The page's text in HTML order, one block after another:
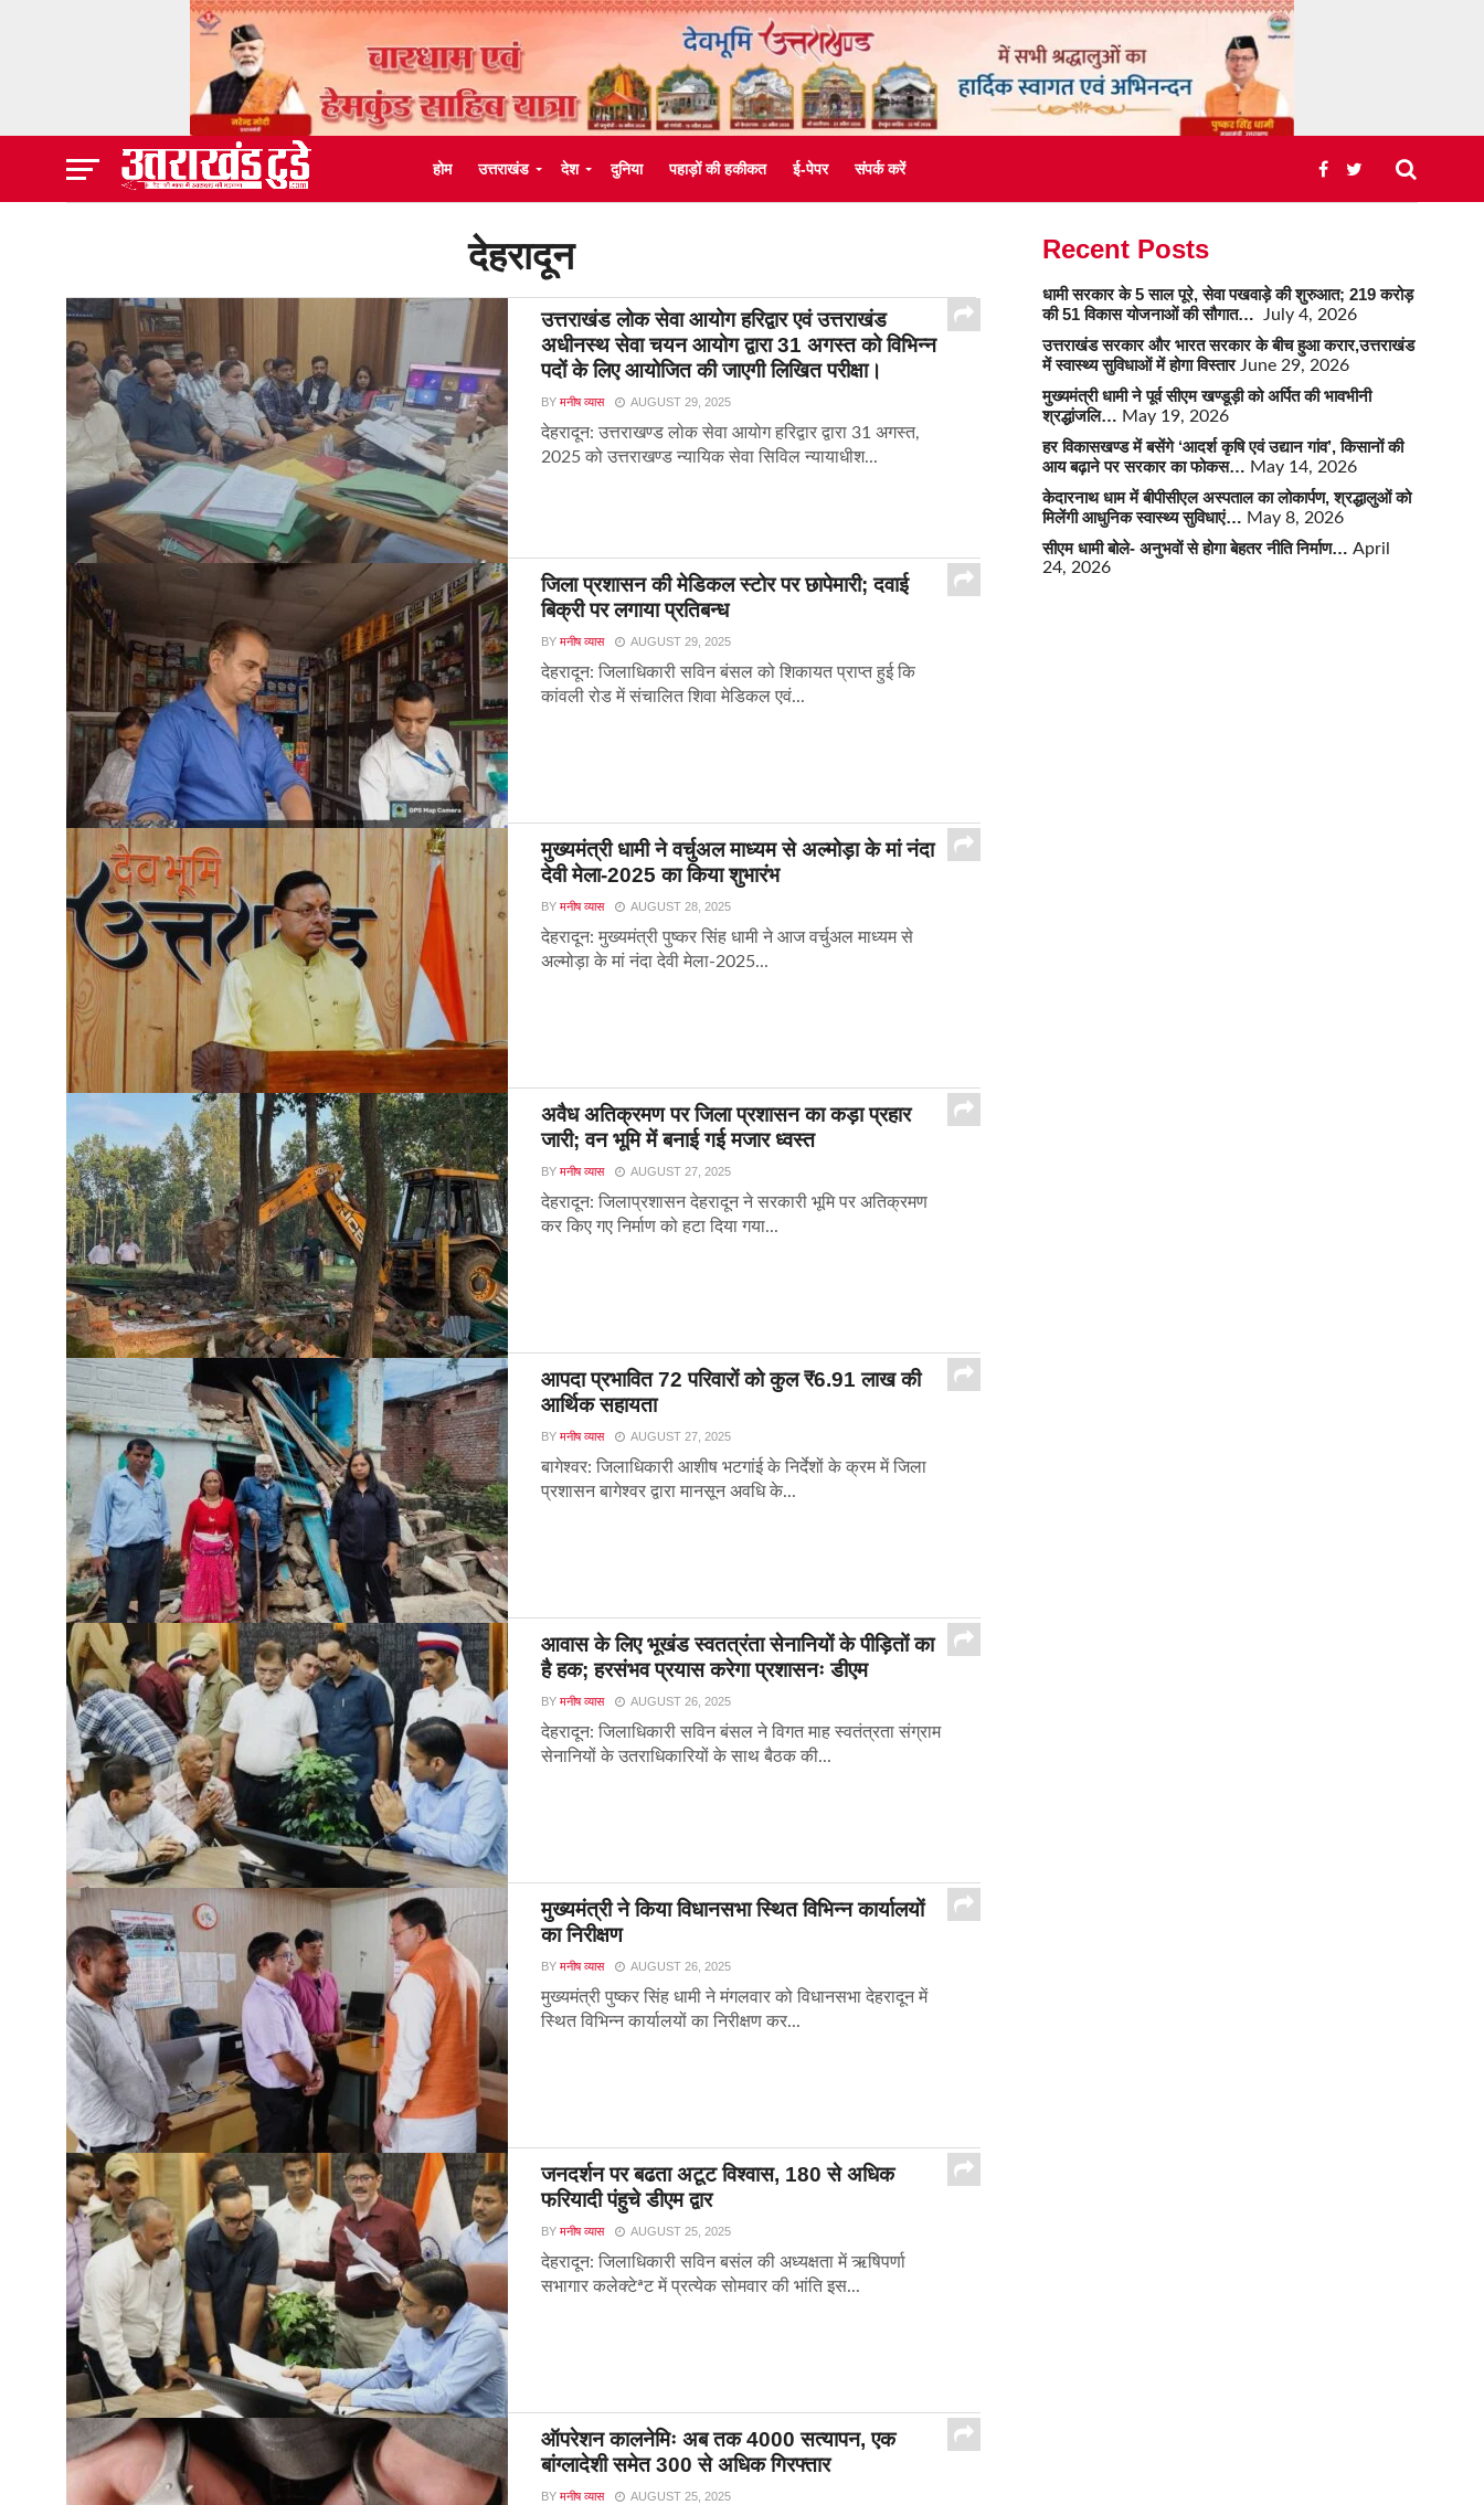
होम उत्तराखंड देश दुनिया पहाड़ों की हकीकत ई-पेपर संपर्क करें
देहरादून
उत्तराखंड लोक सेवा आयोग हरिद्वार एवं उत्तराखंड
अधीनस्थ सेवा चयन आयोग द्वारा 31 अगस्त को विभिन्न
पदों के लिए आयोजित की जाएगी लिखित परीक्षा।
BY मनीष व्यास AUGUST 29, 2025
देहरादून: उत्तराखण्ड लोक सेवा आयोग हरिद्वार द्वारा 31 अगस्त,
2025 को उत्तराखण्ड न्यायिक सेवा सिविल न्यायाधीश...
जिला प्रशासन की मेडिकल स्टोर पर छापेमारी; दवाई
बिक्री पर लगाया प्रतिबन्ध
BY मनीष व्यास AUGUST 29, 2025
देहरादून: जिलाधिकारी सविन बंसल को शिकायत प्राप्त हुई कि
कांवली रोड में संचालित शिवा मेडिकल एवं...
मुख्यमंत्री धामी ने वर्चुअल माध्यम से अल्मोड़ा के मां नंदा
देवी मेला-2025 का किया शुभारंभ
BY मनीष व्यास AUGUST 28, 2025
देहरादून: मुख्यमंत्री पुष्कर सिंह धामी ने आज वर्चुअल माध्यम से
अल्मोड़ा के मां नंदा देवी मेला-2025...
अवैध अतिक्रमण पर जिला प्रशासन का कड़ा प्रहार
जारी; वन भूमि में बनाई गई मजार ध्वस्त
BY मनीष व्यास AUGUST 27, 2025
देहरादून: जिलाप्रशासन देहरादून ने सरकारी भूमि पर अतिक्रमण
कर किए गए निर्माण को हटा दिया गया...
आपदा प्रभावित 72 परिवारों को कुल ₹6.91 लाख की
आर्थिक सहायता
BY मनीष व्यास AUGUST 27, 2025
बागेश्वर: जिलाधिकारी आशीष भटगांई के निर्देशों के क्रम में जिला
प्रशासन बागेश्वर द्वारा मानसून अवधि के...
आवास के लिए भूखंड स्वतत्रंता सेनानियों के पीड़ितों का
है हक; हरसंभव प्रयास करेगा प्रशासनः डीएम
BY मनीष व्यास AUGUST 26, 2025
देहरादून: जिलाधिकारी सविन बंसल ने विगत माह स्वतंत्रता संग्राम
सेनानियों के उतराधिकारियों के साथ बैठक की...
मुख्यमंत्री ने किया विधानसभा स्थित विभिन्न कार्यालयों
का निरीक्षण
BY मनीष व्यास AUGUST 26, 2025
मुख्यमंत्री पुष्कर सिंह धामी ने मंगलवार को विधानसभा देहरादून में
स्थित विभिन्न कार्यालयों का निरीक्षण कर...
जनदर्शन पर बढता अटूट विश्वास, 180 से अधिक
फरियादी पंहुचे डीएम द्वार
BY मनीष व्यास AUGUST 25, 2025
देहरादून: जिलाधिकारी सविन बसंल की अध्यक्षता में ऋषिपर्णा
सभागार कलेक्टेªट में प्रत्येक सोमवार की भांति इस...
ऑपरेशन कालनेमिः अब तक 4000 सत्यापन, एक
बांग्लादेशी समेत 300 से अधिक गिरफ्तार
BY मनीष व्यास AUGUST 25, 2025
Recent Posts
धामी सरकार के 5 साल पूरे, सेवा पखवाड़े की शुरुआत; 219 करोड़
की 51 विकास योजनाओं की सौगात…
July 4, 2026
उत्तराखंड सरकार और भारत सरकार के बीच हुआ करार,उत्तराखंड
में स्वास्थ्य सुविधाओं में होगा विस्तार June 29, 2026
मुख्यमंत्री धामी ने पूर्व सीएम खण्डूड़ी को अर्पित की भावभीनी
श्रद्धांजलि… May 19, 2026
हर विकासखण्ड में बसेंगे ‘आदर्श कृषि एवं उद्यान गांव’, किसानों की
आय बढ़ाने पर सरकार का फोकस… May 14, 2026
केदारनाथ धाम में बीपीसीएल अस्पताल का लोकार्पण, श्रद्धालुओं को
मिलेंगी आधुनिक स्वास्थ्य सुविधाएं… May 8, 2026
सीएम धामी बोले- अनुभवों से होगा बेहतर नीति निर्माण… April
24, 2026